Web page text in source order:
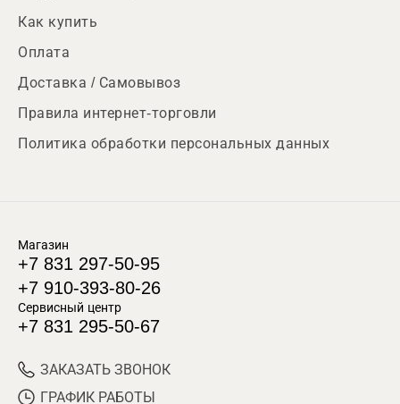
Как купить
Оплата
Доставка / Самовывоз
Правила интернет-торговли
Политика обработки персональных данных
Магазин
+7 831 297-50-95
+7 910-393-80-26
Сервисный центр
+7 831 295-50-67
ЗАКАЗАТЬ ЗВОНОК
ГРАФИК РАБОТЫ